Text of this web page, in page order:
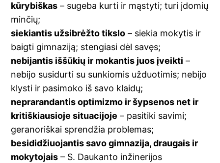
kūrybiškas – sugeba kurti ir mąstyti; turi įdomių
minčių;
siekiantis užsibrėžto tikslo – siekia mokytis ir
baigti gimnaziją; stengiasi dėl savęs;
nebijantis iššūkių ir mokantis juos įveikti –
nebijo susidurti su sunkiomis užduotimis; nebijo
klysti ir pasimoko iš savo klaidų;
neprarandantis optimizmo ir šypsenos net ir
kritiškiausioje situacijoje – pasitiki savimi;
geranoriškai sprendžia problemas;
besididžiuojantis savo gimnazija, draugais ir
mokytojais – S. Daukanto inžinerijos